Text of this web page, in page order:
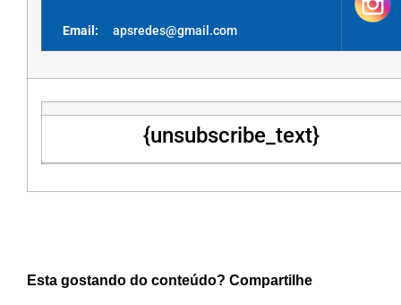
Email: apsredes@gmail.com
{unsubscribe_text}
Esta gostando do conteúdo? Compartilhe